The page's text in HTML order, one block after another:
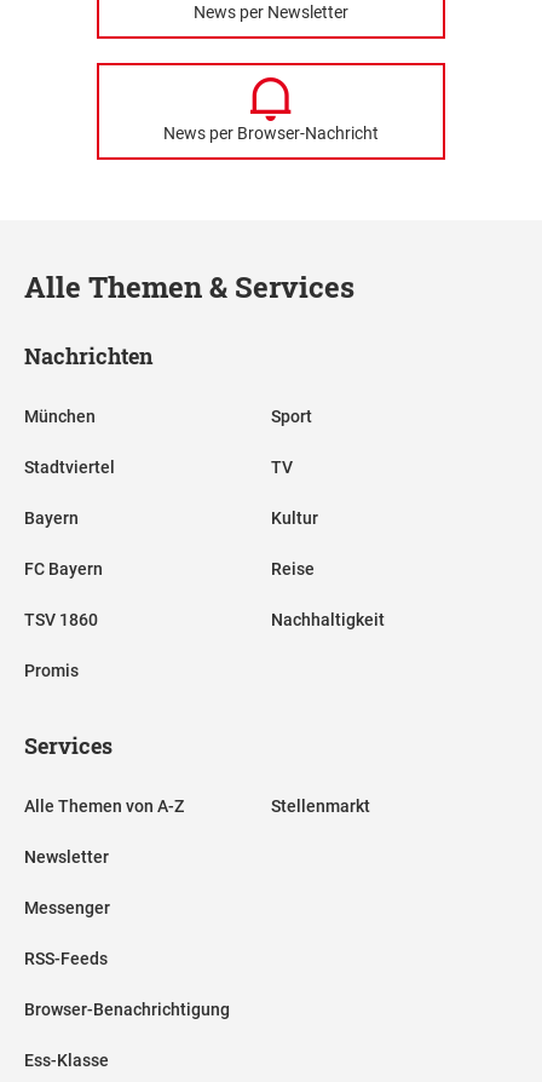
News per Newsletter
News per Browser-Nachricht
Alle Themen & Services
Nachrichten
München
Stadtviertel
Bayern
FC Bayern
TSV 1860
Promis
Sport
TV
Kultur
Reise
Nachhaltigkeit
Services
Alle Themen von A-Z
Newsletter
Messenger
RSS-Feeds
Browser-Benachrichtigung
Ess-Klasse
Stellenmarkt